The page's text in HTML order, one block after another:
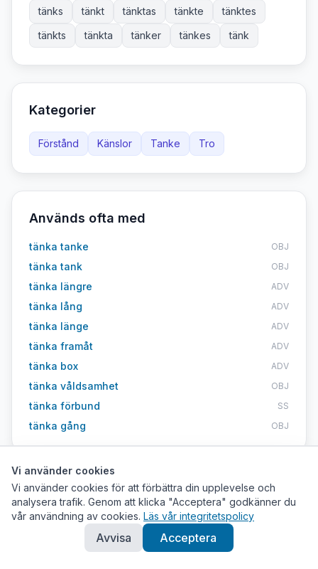
tänks
tänkt tänktas tänkte
tänktes
tänkts
tänkta tänker tänkes tänk
Kategorier
Förstånd Känslor Tanke Tro
Används ofta med
tänka tanke OBJ
tänka tank OBJ
tänka längre ADV
tänka lång ADV
tänka länge ADV
tänka framåt ADV
tänka box ADV
tänka våldsamhet OBJ
tänka förbund SS
tänka gång OBJ
Hur hängertänkaihop med andra ord?
Semantiska kopplingar från ordnätet
tänka är en typ av prim
Vi använder cookies
Vi använder cookies för att förbättra din upplevelse och
analysera trafik. Genom att klicka "Acceptera" godkänner du
vår användning av cookies. Läs vår integritetspolicy
Avvisa Acceptera